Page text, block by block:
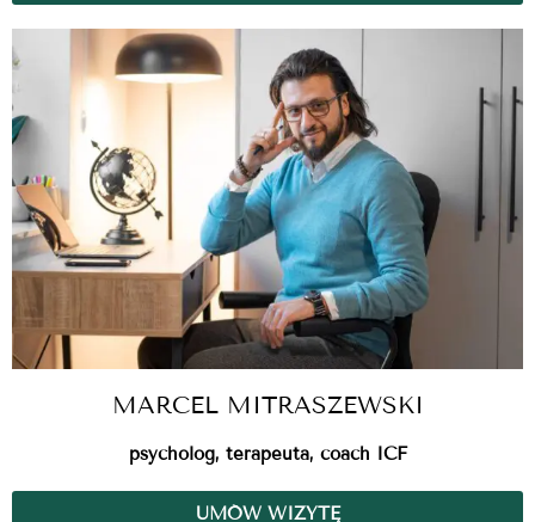
MARCEL MITRASZEWSKI
psycholog, terapeuta, coach ICF
UMÓW WIZYTĘ